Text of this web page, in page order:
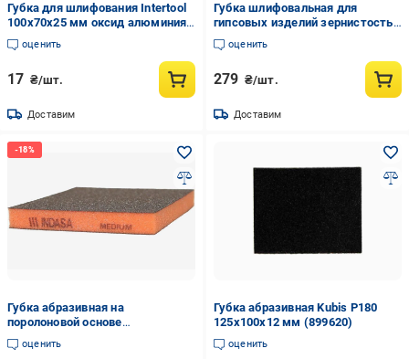
Губка для шлифования Intertool
100х70х25 мм оксид алюминия
К120 (HT-0912)
оценить
17 ₴/шт.
Доставим
Губка шлифовальная для
гипсовых изделий зернистость
80 4 шт. (35586448)
оценить
279 ₴/шт.
Доставим
Губка абразивная на
поролоновой основе
двухсторонняя INDASA SPONGE
AUTO 98х120х13 мм Р120-180
оценить
Губка абразивная Kubis Р180
125x100x12 мм (899620)
оценить